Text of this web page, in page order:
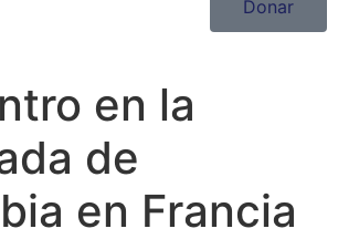
Donar
en la
de
en Francia